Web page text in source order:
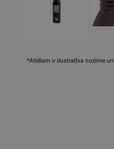
*Attēlam ir ilustratīva nozīme